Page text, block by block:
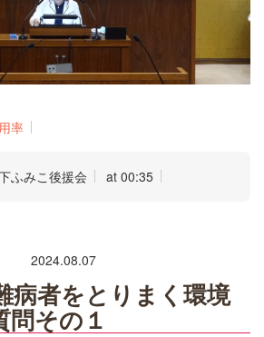
率
ふみこ後援会 at 00:35
2024.08.07
病者をとりまく環境
問その１